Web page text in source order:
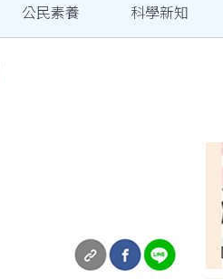
公民素養 科學新知